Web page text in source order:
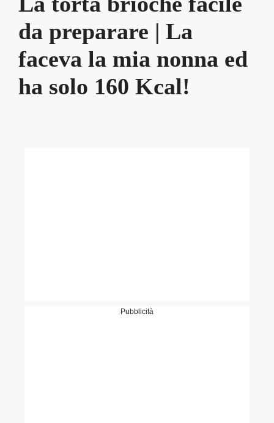
da preparare | La
faceva la mia nonna ed
ha solo 160 Kcal!
Pubblicità